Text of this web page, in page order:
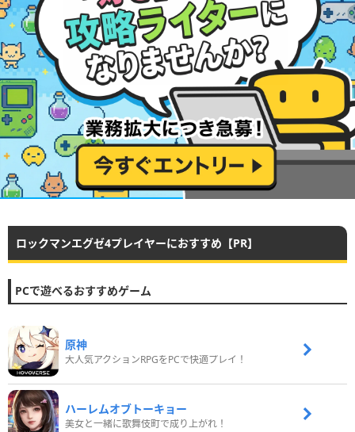
ロックマンエグゼ4プレイヤーにおすすめ【PR】
PCで遊べるおすすめゲーム
原神
大人気アクションRPGをPCで快適プレイ！
ハーレムオブトーキョー
美女と一緒に歌舞伎町で成り上がれ！